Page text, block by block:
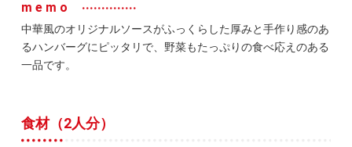
memo
中華風のオリジナルソースがふっくらした厚みと手作り感のあ
るハンバーグにピッタリで、野菜もたっぷりの食べ応えのある
一品です。
食材（2人分）